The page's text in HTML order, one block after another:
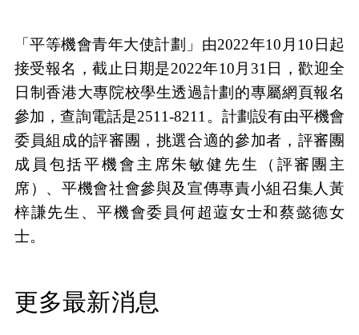
「平等機會青年大使計劃」由2022年10 月 10 日起
接受報名，截止日期是2022年10 月 31 日，歡迎全
日制香港大專院校學生透過計劃的專屬網頁報名
參加，查詢電話是2511-8211 。計劃設有由平機會
委員組成的評審團，挑選合適的參加者，評審團
成員包括平機會主席朱敏健先生（評審團主
席）、平機會社會參與及宣傳專責小組召集人黃
梓謙先生、平機會委員何超蕸女士和蔡懿德女
士。
更多最新消息